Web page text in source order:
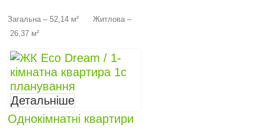
Загальна – 52,14 м² Житлова –
26,37 м²
Детальніше
Однокімнатні квартири